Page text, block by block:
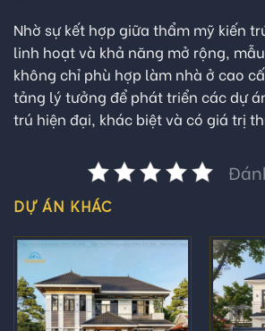
Nhờ sự kết hợp giữa thẩm mỹ kiến
linh hoạt và khả năng mở rộng,
không chỉ phù hợp làm nhà ở cao
tảng lý tưởng để phát triển các dự
trú hiện đại, khác biệt và có giá trị
DỰ ÁN KHÁC